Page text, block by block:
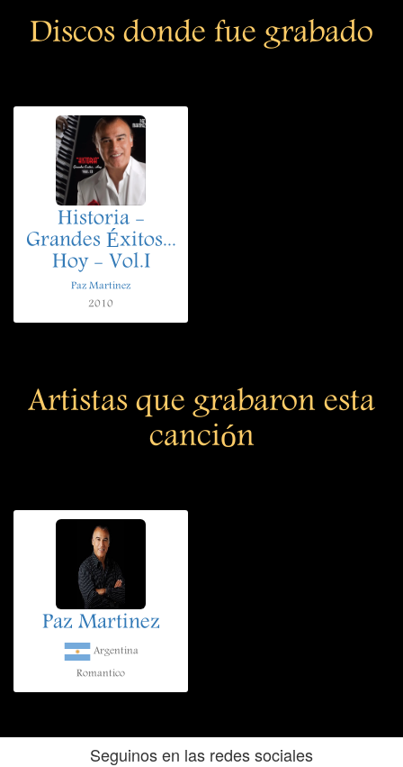
Discos donde fue grabado
Historia -
Grandes Éxitos...
Hoy - Vol.I
Paz Martinez
2010
Artistas que grabaron esta
canción
Paz Martinez
Argentina
Romantico
Seguinos en las redes sociales